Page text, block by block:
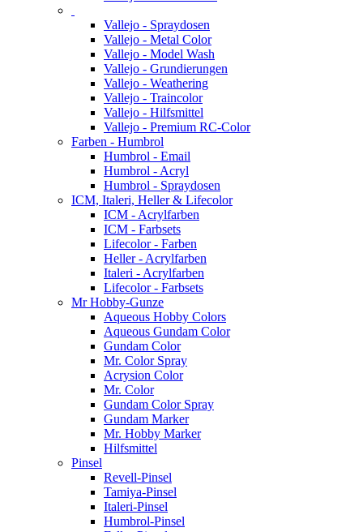
Vallejo - Spraydosen
Vallejo - Metal Color
Vallejo - Model Wash
Vallejo - Grundierungen
Vallejo - Weathering
Vallejo - Traincolor
Vallejo - Hilfsmittel
Vallejo - Premium RC-Color
Farben - Humbrol
Humbrol - Email
Humbrol - Acryl
Humbrol - Spraydosen
ICM, Italeri, Heller & Lifecolor
ICM - Acrylfarben
ICM - Farbsets
Lifecolor - Farben
Heller - Acrylfarben
Italeri - Acrylfarben
Lifecolor - Farbsets
Mr Hobby-Gunze
Aqueous Hobby Colors
Aqueous Gundam Color
Gundam Color
Mr. Color Spray
Acrysion Color
Mr. Color
Gundam Color Spray
Gundam Marker
Mr. Hobby Marker
Hilfsmittel
Pinsel
Revell-Pinsel
Tamiya-Pinsel
Italeri-Pinsel
Humbrol-Pinsel